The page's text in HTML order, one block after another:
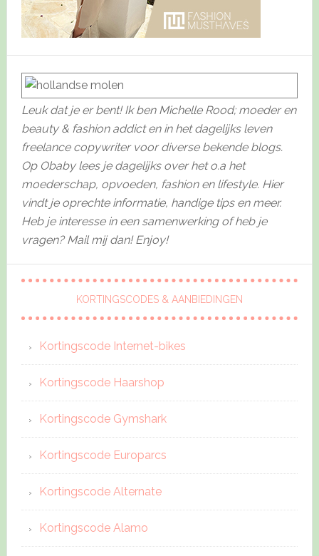
Leuk dat je er bent! Ik ben Michelle Rood; moeder en
beauty & fashion addict en in het dagelijks leven
freelance copywriter voor diverse bekende blogs.
Op Obaby lees je dagelijks over het o.a het
moederschap, opvoeden, fashion en lifestyle. Hier
vindt je oprechte informatie, handige tips en meer.
Heb je interesse in een samenwerking of heb je
vragen? Mail mij dan! Enjoy!
KORTINGSCODES & AANBIEDINGEN
Kortingscode Internet-bikes
Kortingscode Haarshop
Kortingscode Gymshark
Kortingscode Europarcs
Kortingscode Alternate
Kortingscode Alamo